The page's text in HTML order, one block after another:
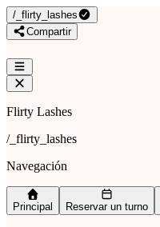
/ _flirty_lashes
Compartir
Flirty Lashes
/_flirty_lashes
Navegación
Principal Reservar un turno